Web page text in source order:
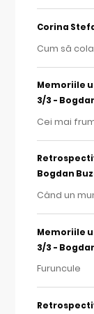
Corina
Cum să
Memoriile
3/3 -
Cei mai
Bogdan
Când un
Memoriile
3/3 -
Furuncule